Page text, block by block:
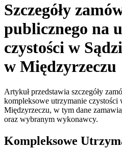
Szczegóły
publicznego na
czystości w
w Międzyrzeczu
Artykuł przedstawia szczegóły
kompleksowe utrzymanie
Międzyrzeczu, w tym dane
oraz wybranym wykonawcy.
Kompleksowe